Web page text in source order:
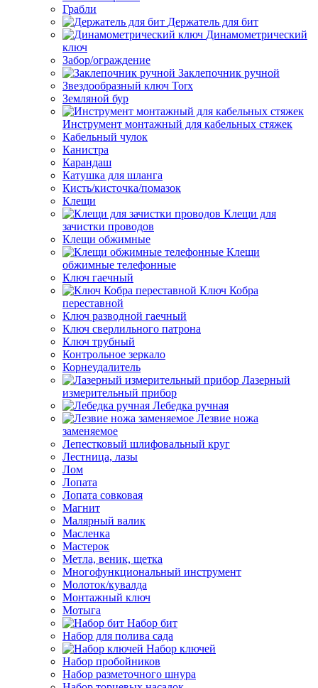
Грабли
Держатель для бит
Динамометрический
ключ
Забор/ограждение
Заклепочник ручной
Звездообразный ключ Torx
Земляной бур
Инструмент монтажный для кабельных стяжек
Кабельный чулок
Канистра
Карандаш
Катушка для шланга
Кисть/кисточка/помазок
Клещи
Клещи для
зачистки проводов
Клещи обжимные
Клещи
обжимные телефонные
Ключ гаечный
Ключ Кобра
переставной
Ключ разводной гаечный
Ключ сверлильного патрона
Ключ трубный
Контрольное зеркало
Корнеудалитель
Лазерный
измерительный прибор
Лебедка ручная
Лезвие ножа
заменяемое
Лепестковый шлифовальный круг
Лестница, лазы
Лом
Лопата
Лопата совковая
Магнит
Малярный валик
Масленка
Мастерок
Метла, веник, щетка
Многофункциональный инструмент
Молоток/кувалда
Монтажный ключ
Мотыга
Набор бит
Набор для полива сада
Набор ключей
Набор пробойников
Набор разметочного шнура